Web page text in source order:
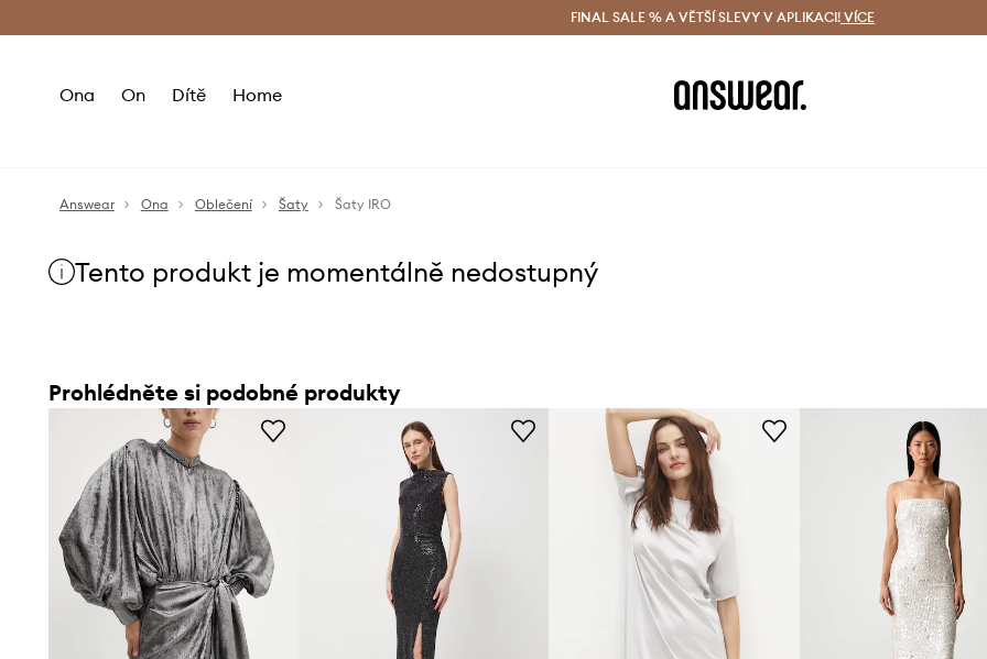
Doručení a vrácení zdarma (od 1800 Kč) Doručení i do 24 h
FINAL SALE % A VĚTŠÍ SLEVY V APLIKACI! VÍCE
Ona On Dítě Home
Answear Ona Oblečení Šaty Šaty IRO
Tento produkt je momentálně nedostupný
Prohlédněte si podobné produkty